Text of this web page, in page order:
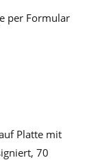
per Formular
Platte mit
70